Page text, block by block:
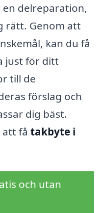
delreparation,
rätt. Genom att
kan du få
just för ditt
till de
förslag och
dig bäst.
att få takbyte i
och utan